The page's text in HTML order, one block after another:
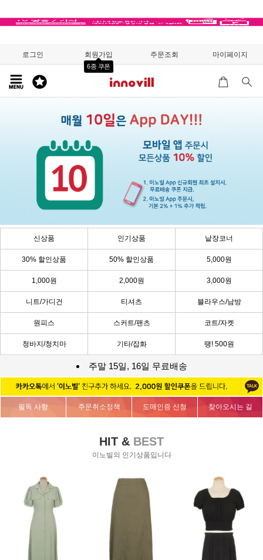
로그인 회원가입
6종 쿠폰
주문조회 마이페이지
신상품 인기상품 낱장코너
30% 할인상품 50% 할인상품 5,000원
1,000원 2,000원 3,000원
니트/가디건 티셔츠 블라우스/남방
원피스 스커트/팬츠 코트/자켓
청바지/청치마 기타/잡화 땡! 500원
주말 15일, 16일 무료배송
필독 사항 주문취소정책 도매인증 신청 찾아오시는 길
HIT & BEST
이노빌의 인기상품입니다